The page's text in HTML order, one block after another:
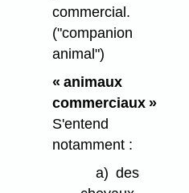
commercial.
("companion
animal")
« animaux
commerciaux »
S'entend
notamment :
a) des